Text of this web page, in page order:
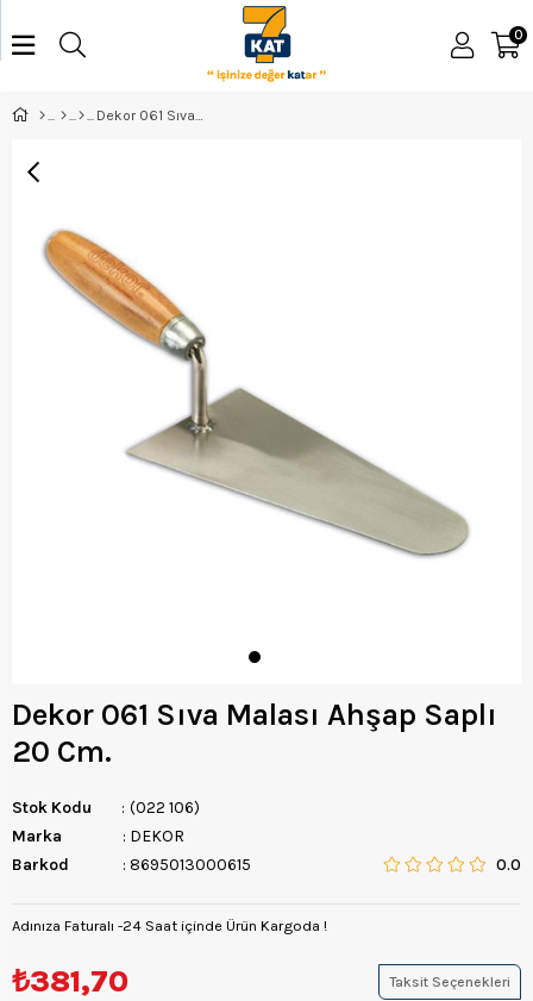
0
Dekor 061 Sıva Malası Ahşap Saplı
20 Cm.
Stok Kodu
(022 106)
Marka
: DEKOR
Barkod
: 8695013000615 0.0
Adınıza Faturalı -24 Saat içinde Ürün Kargoda !
₺381,70 Taksit Seçenekleri